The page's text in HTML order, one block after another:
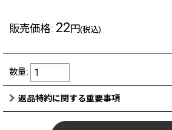
販売価格: 22円(税込)
数量:
返品特約に関する重要事項